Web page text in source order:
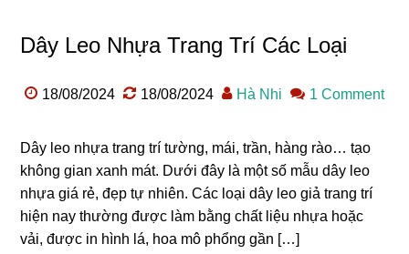
Dây Leo Nhựa Trang Trí Các Loại
18/08/2024 18/08/2024 Hà Nhi 1 Comment
Dây leo nhựa trang trí tường, mái, trần, hàng rào… tạo
không gian xanh mát. Dưới đây là một số mẫu dây leo
nhựa giá rẻ, đẹp tự nhiên. Các loại dây leo giả trang trí
hiện nay thường được làm bằng chất liệu nhựa hoặc
vải, được in hình lá, hoa mô phổng gần […]